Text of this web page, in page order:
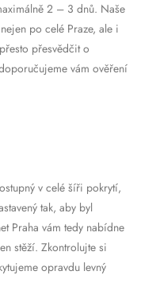
2 – 3 dnů. Naše
po celé Praze, ale i
přesvědčit o
vám ověření
v celé šíři pokrytí,
tak, aby byl
Praha vám tedy nabídne
stěží. Zkontrolujte si
opravdu levný